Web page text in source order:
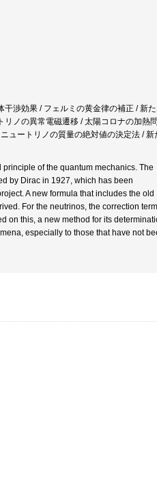
渉効果 / フェルミの黄金律の補正 / 新
ノの異常電磁遷移 / 太陽コロナの加熱
ュートリノの質量の絶対値の決定法 / 新
of the quantum mechanics. The
by Dirac in 1927, which has been
A new formula that includes the old
For the neutrinos, the correction
on this, a new method for its
especially to those that have not